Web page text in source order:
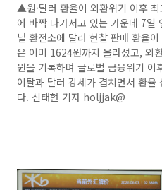
▲원·달러 환율이 외환위기 이후
에 바짝 다가서고 있는 가운데 7일
널 환전소에 달러 현찰 판매 환율
은 이미 1624원까지 올라섰고, 외
원을 기록하며 글로벌 금융위기
이탈과 달러 강세가 겹치면서 환율
다. 신태현 기자 holjjak@